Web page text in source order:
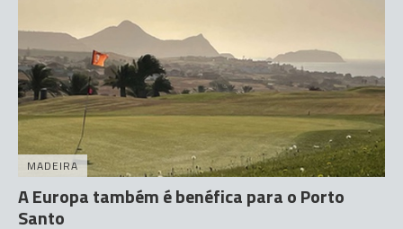
MADEIRA
A Europa também é benéfica para o Porto
Santo